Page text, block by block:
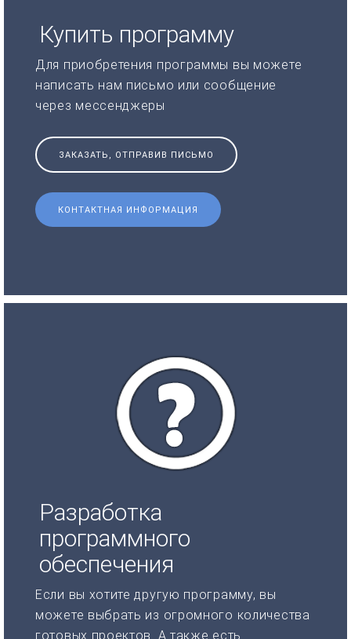
Купить программу
Для приобретения программы вы можете
написать нам письмо или сообщение
через мессенджеры
ЗАКАЗАТЬ, ОТПРАВИВ ПИСЬМО
КОНТАКТНАЯ ИНФОРМАЦИЯ
Разработка
программного
обеспечения
Если вы хотите другую программу, вы
можете выбрать из огромного количества
готовых проектов. А также есть